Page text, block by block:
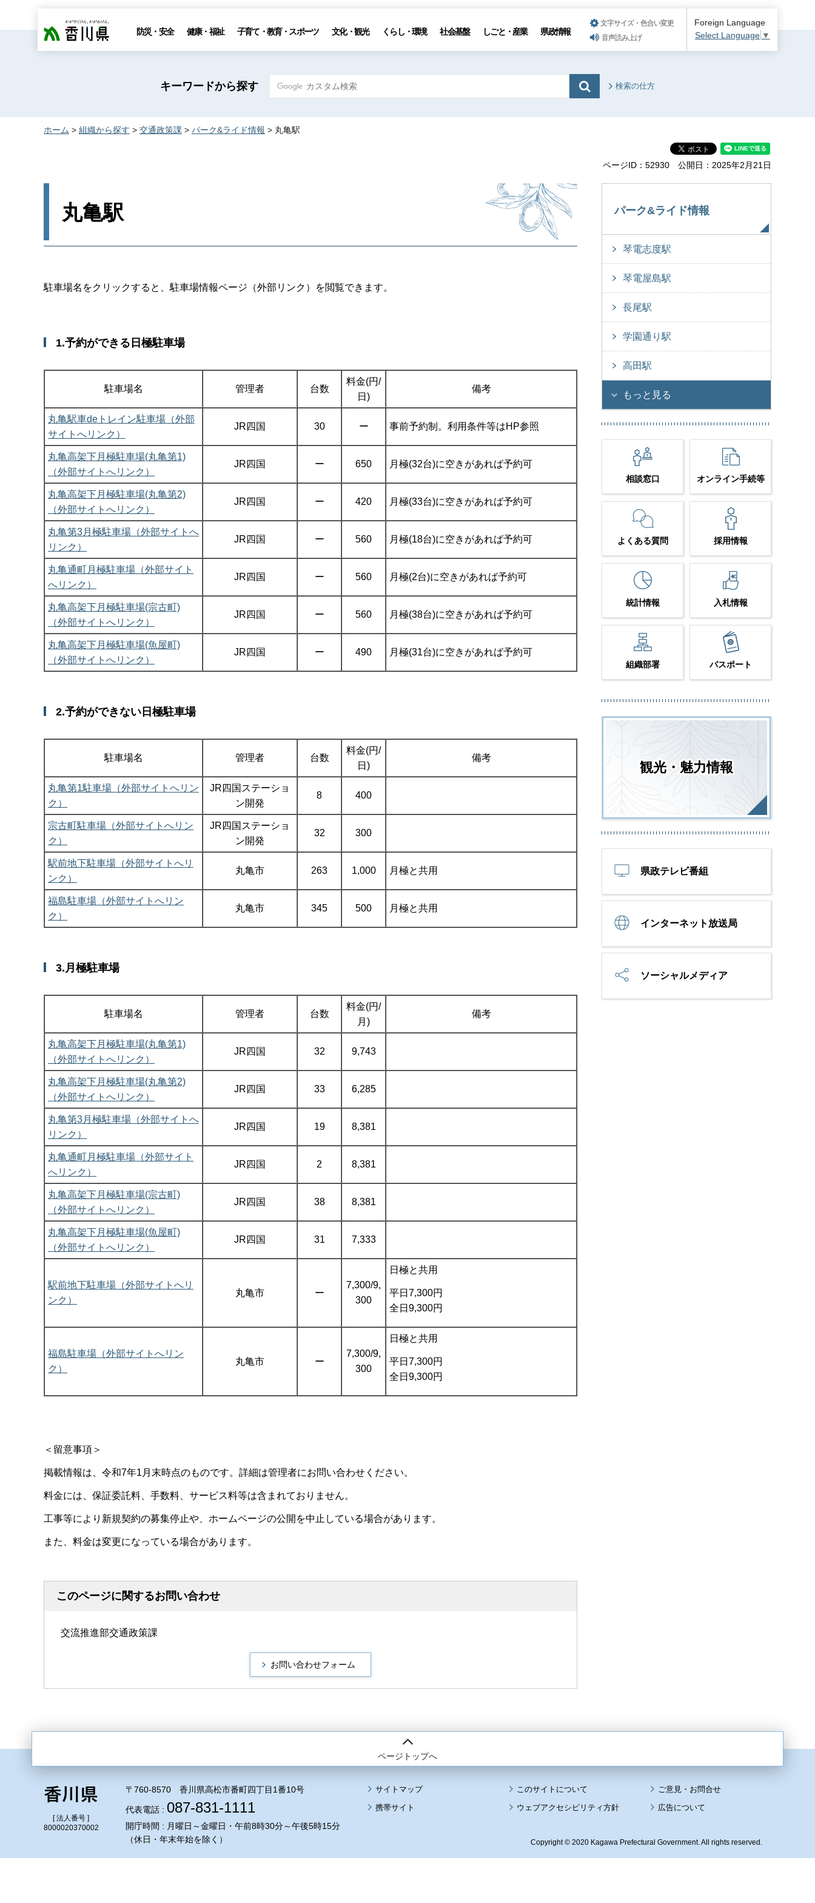
香川県 防災・安全 健康・福祉 子育て・教育・スポーツ 文化・観光 くらし・環境 社会基盤 しごと・産業 県政情報
文字サイズ・色合い変更
音声読み上げ
Foreign Language
Select Language ▼
キーワードから探す 検索の仕方
ホーム > 組織から探す > 交通政策課 > パーク&ライド情報 > 丸亀駅
ページID：52930 公開日：2025年2月21日
丸亀駅
駐車場名をクリックすると、駐車場情報ページ（外部リンク）を閲覧できます。
1.予約ができる日極駐車場
駐車場名 管理者 台数
料金(円/
日)
備考
丸亀駅車deトレイン駐車場（外部
サイトへリンク）
JR四国 30 ー 事前予約制。利用条件等はHP参照
丸亀高架下月極駐車場(丸亀第1)
（外部サイトへリンク）
JR四国 ー 650 月極(32台)に空きがあれば予約可
丸亀高架下月極駐車場(丸亀第2)
（外部サイトへリンク）
JR四国 ー 420 月極(33台)に空きがあれば予約可
丸亀第3月極駐車場（外部サイトへ
リンク）
JR四国 ー 560 月極(18台)に空きがあれば予約可
丸亀通町月極駐車場（外部サイト
へリンク）
JR四国 ー 560 月極(2台)に空きがあれば予約可
丸亀高架下月極駐車場(宗古町)
（外部サイトへリンク）
JR四国 ー 560 月極(38台)に空きがあれば予約可
丸亀高架下月極駐車場(魚屋町)
（外部サイトへリンク）
JR四国 ー 490 月極(31台)に空きがあれば予約可
2.予約ができない日極駐車場
駐車場名 管理者 台数
料金(円/
日)
備考
丸亀第1駐車場（外部サイトへリン
ク）
JR四国ステーショ
ン開発
8 400
宗古町駐車場（外部サイトへリン
ク）
JR四国ステーショ
ン開発
32 300
駅前地下駐車場（外部サイトへリ
ンク）
丸亀市 263 1,000 月極と共用
福島駐車場（外部サイトへリン
ク）
丸亀市 345 500 月極と共用
3.月極駐車場
駐車場名 管理者 台数
料金(円/
月)
備考
丸亀高架下月極駐車場(丸亀第1)
（外部サイトへリンク）
JR四国 32 9,743
丸亀高架下月極駐車場(丸亀第2)
（外部サイトへリンク）
JR四国 33 6,285
丸亀第3月極駐車場（外部サイトへ
リンク）
JR四国 19 8,381
丸亀通町月極駐車場（外部サイト
へリンク）
JR四国 2 8,381
丸亀高架下月極駐車場(宗古町)
（外部サイトへリンク）
JR四国 38 8,381
丸亀高架下月極駐車場(魚屋町)
（外部サイトへリンク）
JR四国 31 7,333
駅前地下駐車場（外部サイトへリ
ンク）
丸亀市 ー
7,300/9,
300
日極と共用
平日7,300円
全日9,300円
福島駐車場（外部サイトへリン
ク）
丸亀市 ー
7,300/9,
300
日極と共用
平日7,300円
全日9,300円
＜留意事項＞
掲載情報は、令和7年1月末時点のものです。詳細は管理者にお問い合わせください。
料金には、保証委託料、手数料、サービス料等は含まれておりません。
工事等により新規契約の募集停止や、ホームページの公開を中止している場合があります。
また、料金は変更になっている場合があります。
このページに関するお問い合わせ
交流推進部交通政策課
パーク&ライド情報
琴電志度駅
琴電屋島駅
長尾駅
学園通り駅
高田駅
もっと見る
相談窓口 オンライン手続等
よくある質問 採用情報
統計情報 入札情報
組織部署 パスポート
観光・魅力情報
県政テレビ番組
インターネット放送局
ソーシャルメディア
ページトップへ
[ 法人番号 ]
8000020370002
〒760-8570 香川県高松市番町四丁目1番10号
代表電話 : 087-831-1111
開庁時間 : 月曜日～金曜日・午前8時30分～午後5時15分
（休日・年末年始を除く）
サイトマップ
このサイトについて
携帯サイト
ウェブアクセシビリティ方針 広告について
Copyright © 2020 Kagawa Prefectural Government. All rights reserved.